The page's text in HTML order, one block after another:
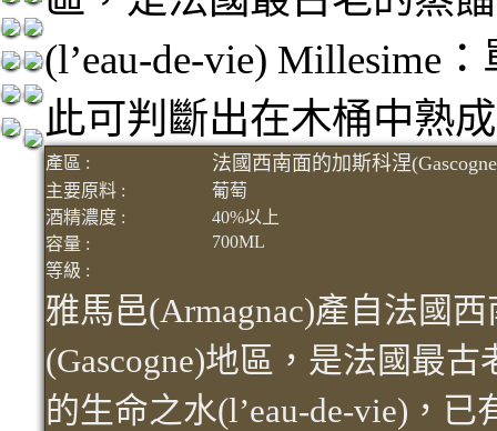
(l’eau-de-vie) Millesime
此可判斷出在木桶中熟
產區 : 法國西南面的加斯科涅
主要原料 :
葡萄
酒精濃度 :
40%以上
容量 :
700ML
等級 :
雅馬邑(Armagnac)產自法國
(Gascogne)地區，是法國最
的生命之水(l’eau-de-vie)，